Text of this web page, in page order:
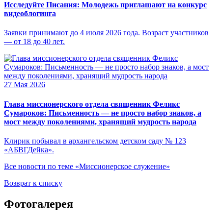
Исследуйте Писания: Молодежь приглашают на конкурс
видеоблогинга
Заявки принимают до 4 июля 2026 года. Возраст участников
— от 18 до 40 лет.
27 Мая 2026
Глава миссионерского отдела священник Феликс
Сумароков: Письменность — не просто набор знаков, а
мост между поколениями, хранящий мудрость народа
Клирик побывал в архангельском детском саду № 123
«АБВГДейка».
Все новости по теме «Миссионерское служение»
Возврат к списку
Фотогалерея